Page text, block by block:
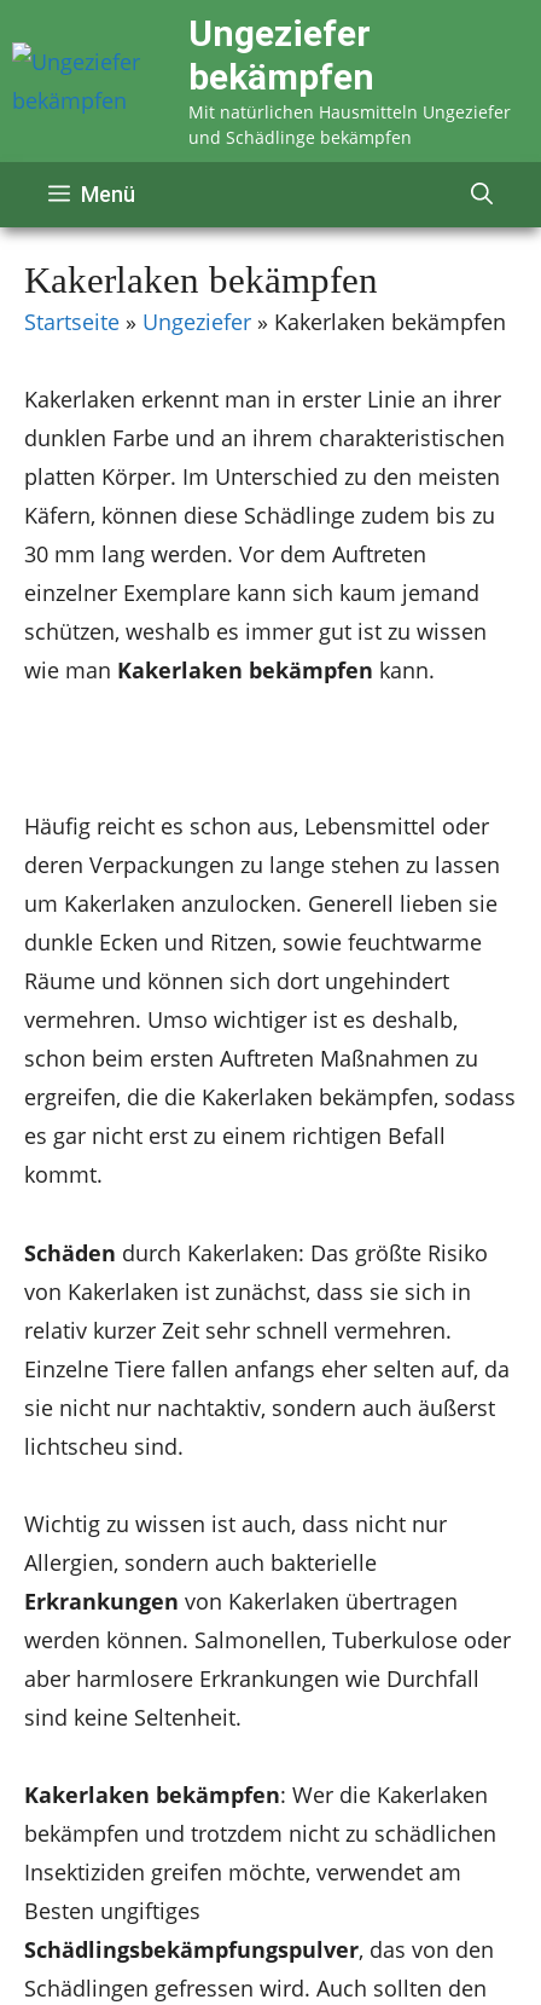
Inhalt
springen
Ungeziefer
bekämpfen
Mit natürlichen Hausmitteln Ungeziefer
und Schädlinge bekämpfen
Menü
Kakerlaken bekämpfen
Startseite » Ungeziefer » Kakerlaken bekämpfen
Kakerlaken erkennt man in erster Linie an ihrer
dunklen Farbe und an ihrem charakteristischen
platten Körper. Im Unterschied zu den meisten
Käfern, können diese Schädlinge zudem bis zu
30 mm lang werden. Vor dem Auftreten
einzelner Exemplare kann sich kaum jemand
schützen, weshalb es immer gut ist zu wissen
wie man Kakerlaken bekämpfen kann.
Häufig reicht es schon aus, Lebensmittel oder
deren Verpackungen zu lange stehen zu lassen
um Kakerlaken anzulocken. Generell lieben sie
dunkle Ecken und Ritzen, sowie feuchtwarme
Räume und können sich dort ungehindert
vermehren. Umso wichtiger ist es deshalb,
schon beim ersten Auftreten Maßnahmen zu
ergreifen, die die Kakerlaken bekämpfen, sodass
es gar nicht erst zu einem richtigen Befall
kommt.
Schäden durch Kakerlaken: Das größte Risiko
von Kakerlaken ist zunächst, dass sie sich in
relativ kurzer Zeit sehr schnell vermehren.
Einzelne Tiere fallen anfangs eher selten auf, da
sie nicht nur nachtaktiv, sondern auch äußerst
lichtscheu sind.
Wichtig zu wissen ist auch, dass nicht nur
Allergien, sondern auch bakterielle
Erkrankungen von Kakerlaken übertragen
werden können. Salmonellen, Tuberkulose oder
aber harmlosere Erkrankungen wie Durchfall
sind keine Seltenheit.
Kakerlaken bekämpfen: Wer die Kakerlaken
bekämpfen und trotzdem nicht zu schädlichen
Insektiziden greifen möchte, verwendet am
Besten ungiftiges
Schädlingsbekämpfungspulver, das von den
Schädlingen gefressen wird. Auch sollten den